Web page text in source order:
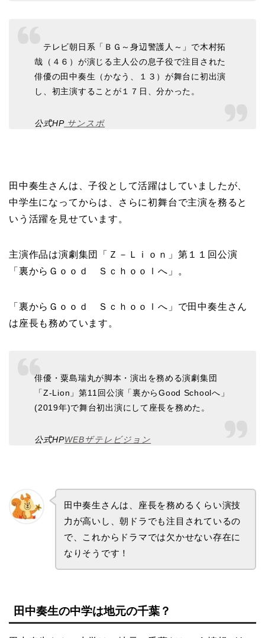
テレビ朝日系「ＢＧ～身辺警護人～」で木村拓
哉（４６）が演じる主人公の息子役で注目された
俳優の田中奏生（かなう、１３）が舞台に初出演
し、初主演することが１７日、分かった。
公式HPサンスポ
田中奏生さんは、子役として活躍はしていましたが、
中学生になってからは、さらに初舞台で主演を務ると
いう活躍を見せています。
主演作品は演劇集団「Ｚ－Ｌｉｏｎ」第１１回公演
「裏からＧｏｏｄ Ｓｃｈｏｏｌへ」。
「裏からＧｏｏｄ Ｓｃｈｏｏｌへ」で田中奏生さん
は座長も務めています。
俳優・粟島瑞丸が脚本・演出を務める演劇集団
「Z-Lion」第11回公演「裏からGood Schoolへ」
(2019年)で舞台初出演にして座長を務めた。
公式HPWEBザテレビジョン
田中奏生さんは、座長を務めるくらい演技
力が高いし、朝ドラでも注目されているの
で、これからドラマでは欠かせない存在に
なりそうです！
田中奏生の中学は地元の千葉？